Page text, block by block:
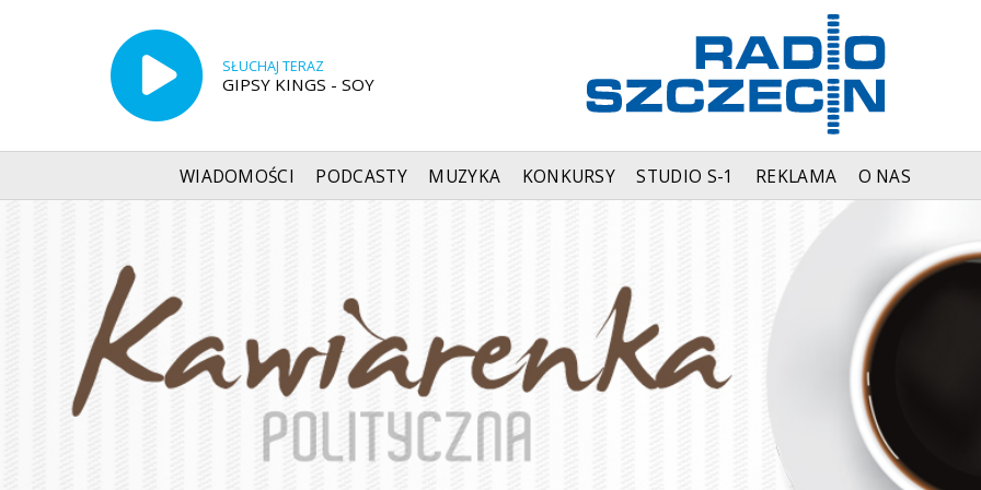
SŁUCHAJ TERAZ
GIPSY KINGS - SOY
WIADOMOŚCI PODCASTY MUZYKA KONKURSY STUDIO S-1 REKLAMA O NAS